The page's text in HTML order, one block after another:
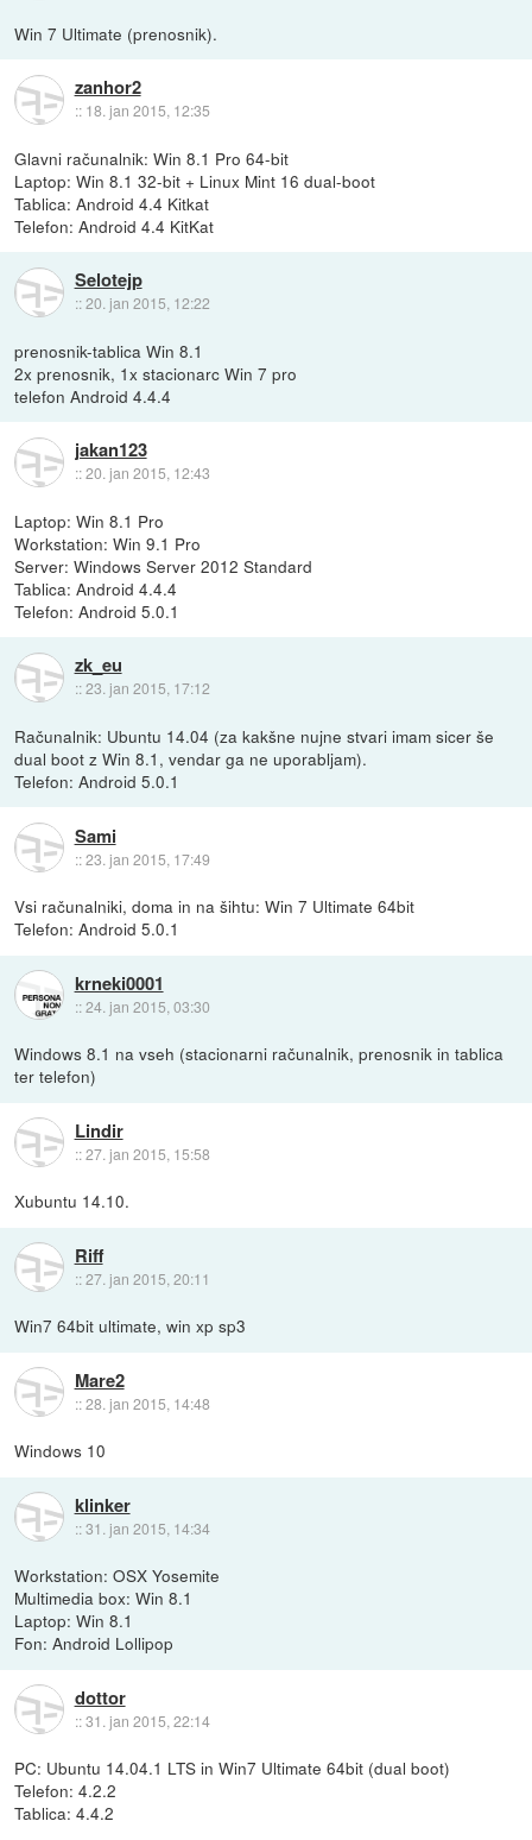
Win 7 Ultimate (prenosnik).
zanhor2
:: 18. jan 2015, 12:35
Glavni računalnik: Win 8.1 Pro 64-bit
Laptop: Win 8.1 32-bit + Linux Mint 16 dual-boot
Tablica: Android 4.4 Kitkat
Telefon: Android 4.4 KitKat
Selotejp
::20. jan 2015, 12:22
prenosnik-tablica Win 8.1
2x prenosnik, 1x stacionarc Win 7 pro
telefon Android 4.4.4
jakan123
::20. jan 2015, 12:43
Laptop: Win 8.1 Pro
Workstation: Win 9.1 Pro
Server: Windows Server 2012 Standard
Tablica: Android 4.4.4
Telefon: Android 5.0.1
zk_eu
::23. jan 2015, 17:12
Računalnik: Ubuntu 14.04 (za kakšne nujne stvari imam sicer še
dual boot z Win 8.1, vendar ga ne uporabljam).
Telefon: Android 5.0.1
Sami
::23. jan 2015, 17:49
Vsi računalniki, doma in na šihtu: Win 7 Ultimate 64bit
Telefon: Android 5.0.1
krneki0001
::24. jan 2015, 03:30
Windows 8.1 na vseh (stacionarni računalnik, prenosnik in tablica
ter telefon)
Lindir
::27. jan 2015, 15:58
Xubuntu 14.10.
Riff
::27. jan 2015, 20:11
Win7 64bit ultimate, win xp sp3
Mare2
::28. jan 2015, 14:48
Windows 10
klinker
::31. jan 2015, 14:34
Workstation: OSX Yosemite
Multimedia box: Win 8.1
Laptop: Win 8.1
Fon: Android Lollipop
dottor
::31. jan 2015, 22:14
PC: Ubuntu 14.04.1 LTS in Win7 Ultimate 64bit (dual boot)
Telefon: 4.2.2
Tablica: 4.4.2